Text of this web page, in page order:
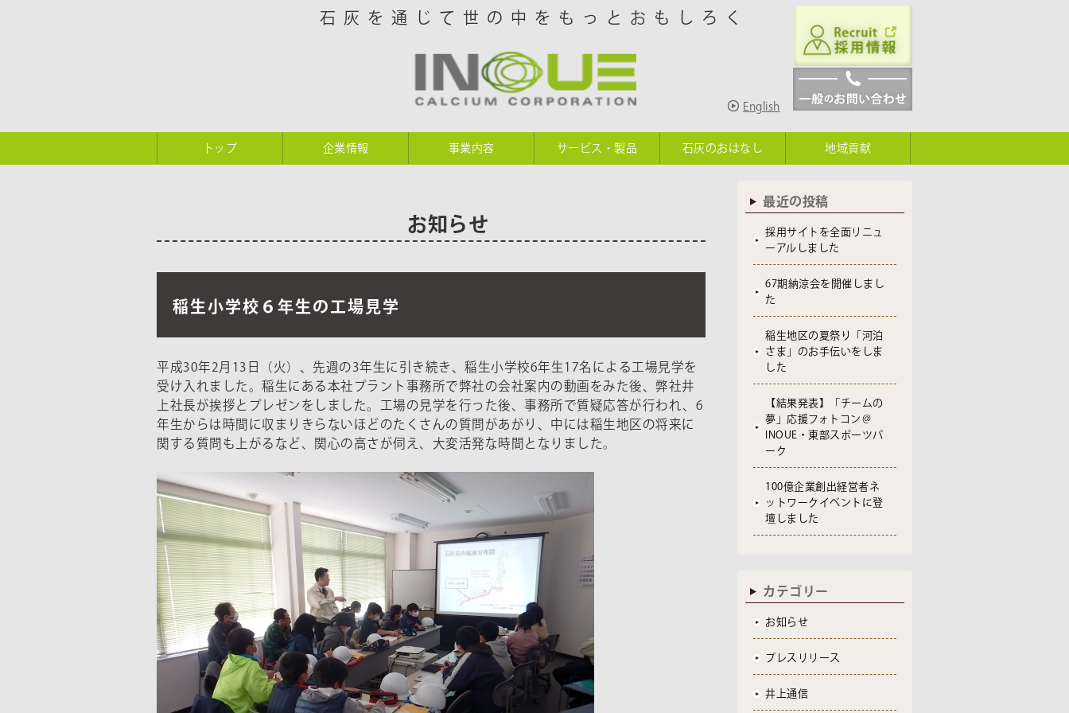
石灰を通じて世の中をもっとおもしろく
English
トップ 企業情報 事業内容 サービス・製品 石灰のおはなし 地域貢献
お知らせ
稲生小学校６年生の工場見学
平成30年2月13日（火）、先週の3年生に引き続き、稲生小学校6年生17名による工場見学を
受け入れました。稲生にある本社プラント事務所で弊社の会社案内の動画をみた後、弊社井
上社長が挨拶とプレゼンをしました。工場の見学を行った後、事務所で質疑応答が行われ、6
年生からは時間に収まりきらないほどのたくさんの質問があがり、中には稲生地区の将来に
関する質問も上がるなど、関心の高さが伺え、大変活発な時間となりました。
最近の投稿
採用サイトを全面リニュ
ーアルしました
67期納涼会を開催しまし
た
稲生地区の夏祭り「河泊
さま」のお手伝いをしま
した
【結果発表】「チームの
夢」応援フォトコン＠
INOUE・東部スポーツパ
ーク
100億企業創出経営者ネ
ットワークイベントに登
壇しました
カテゴリー
お知らせ
プレスリリース
井上通信